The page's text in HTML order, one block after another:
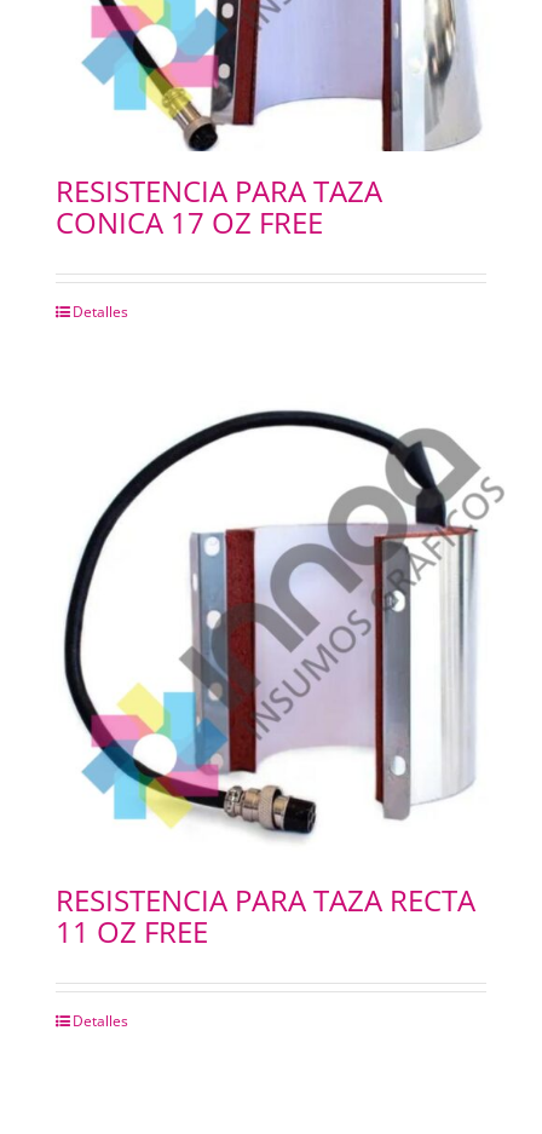
RESISTENCIA PARA TAZA
CONICA 17 OZ FREE
Detalles
RESISTENCIA PARA TAZA RECTA
11 OZ FREE
Detalles